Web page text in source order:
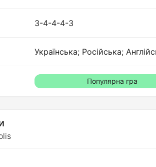
3-4-4-4-3
Українська; Російська;
Популярна гра